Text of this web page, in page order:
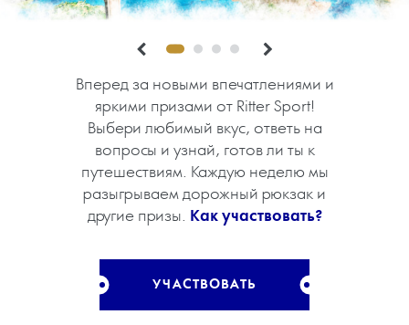
Вперед за новыми впечатлениями и
яркими призами от Ritter Sport!
Выбери любимый вкус, ответь на
вопросы и узнай, готов ли ты к
путешествиям. Каждую неделю мы
разыгрываем дорожный рюкзак и
другие призы. Как участвовать?
УЧАСТВОВАТЬ
01. Выбери вкус Ritter Sport.
УЧАСТВОВАТЬ
02.Ответь на 3 вопроса викторины
и поделись проектом.
УЧАСТВОВАТЬ
03. Выигрывай призы.
УЧАСТВОВАТЬ